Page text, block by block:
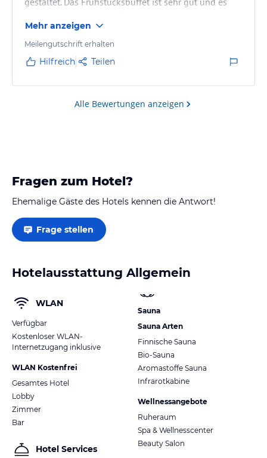
Mehr anzeigen
Meilengutschrift erhalten
Hilfreich Teilen
Alle Bewertungen anzeigen
Fragen zum Hotel?
Ehemalige Gäste des Hotels kennen die Antwort!
Frage stellen
Hotelausstattung Allgemein
WLAN
Verfügbar
Kostenloser WLAN-
Internetzugang inklusive
WLAN Kostenfrei
Gesamtes Hotel
Lobby
Zimmer
Bar
Hotel Services
Sauna
Sauna Arten
Finnische Sauna
Bio-Sauna
Aromastoffe Sauna
Infrarotkabine
Wellnessangebote
Ruheraum
Spa & Wellnesscenter
Beauty Salon